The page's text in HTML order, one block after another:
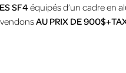
SF4équipés d’un cadre en
vendonsAU PRIX DE